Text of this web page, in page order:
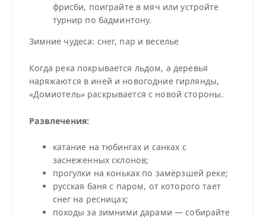
фрисби, поиграйте в мяч или устройте
турнир по бадминтону.
Зимние чудеса: снег, пар и веселье
Когда река покрывается льдом, а деревья
наряжаются в иней и новогодние гирлянды,
«Домиотель» раскрывается с новой стороны.
Развлечения:
катание на тюбингах и санках с
заснеженных склонов;
прогулки на коньках по замёрзшей реке;
русская баня с паром, от которого тает
снег на ресницах;
походы за зимними дарами — собирайте